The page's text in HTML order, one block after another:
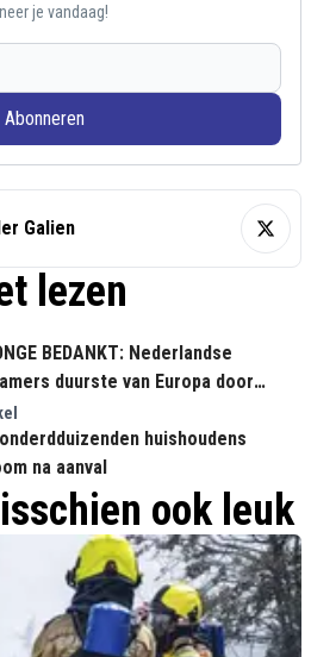
je vandaag!
Abonneren
Galien
lezen
BEDANKT: Nederlandse
duurste van Europa door
huishoudens
na aanval
ook leuk